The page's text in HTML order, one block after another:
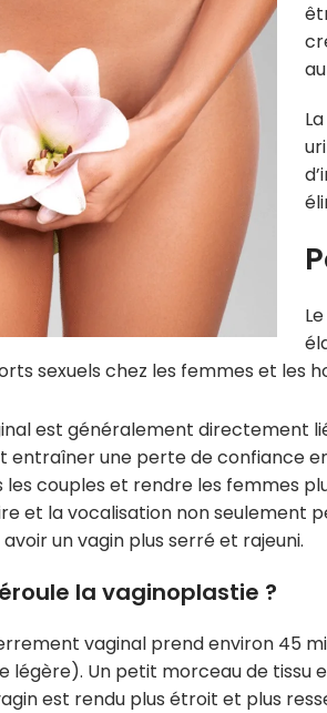
sexuels chez les femmes et les
est généralement
entraîner une perte de confiance
les couples et rendre les femmes
et la vocalisation non seulement
un vagin plus serré et rajeuni.
la vaginoplastie ?
vaginal prend environ 45
légère). Un petit morceau de tissu
est rendu plus étroit et plus